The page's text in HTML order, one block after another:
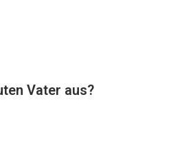
Vater aus?